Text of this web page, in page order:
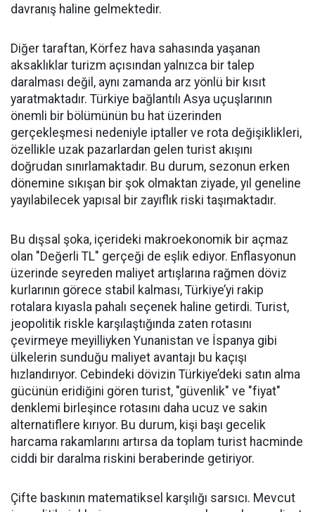
davranış haline gelmektedir.
Diğer taraftan, Körfez hava sahasında yaşanan
aksaklıklar turizm açısından yalnızca bir talep
daralması değil, aynı zamanda arz yönlü bir kısıt
yaratmaktadır. Türkiye bağlantılı Asya uçuşlarının
önemli bir bölümünün bu hat üzerinden
gerçekleşmesi nedeniyle iptaller ve rota değişiklikleri,
özellikle uzak pazarlardan gelen turist akışını
doğrudan sınırlamaktadır. Bu durum, sezonun erken
dönemine sıkışan bir şok olmaktan ziyade, yıl geneline
yayılabilecek yapısal bir zayıflık riski taşımaktadır.
Bu dışsal şoka, içerideki makroekonomik bir açmaz
olan "Değerli TL" gerçeği de eşlik ediyor. Enflasyonun
üzerinde seyreden maliyet artışlarına rağmen döviz
kurlarının görece stabil kalması, Türkiye’yi rakip
rotalara kıyasla pahalı seçenek haline getirdi. Turist,
jeopolitik riskle karşılaştığında zaten rotasını
çevirmeye meyilliyken Yunanistan ve İspanya gibi
ülkelerin sunduğu maliyet avantajı bu kaçışı
hızlandırıyor. Cebindeki dövizin Türkiye’deki satın alma
gücünün eridiğini gören turist, "güvenlik" ve "fiyat"
denklemi birleşince rotasını daha ucuz ve sakin
alternatiflere kırıyor. Bu durum, kişi başı gecelik
harcama rakamlarını artırsa da toplam turist hacminde
ciddi bir daralma riskini beraberinde getiriyor.
Çifte baskının matematiksel karşılığı sarsıcı. Mevcut